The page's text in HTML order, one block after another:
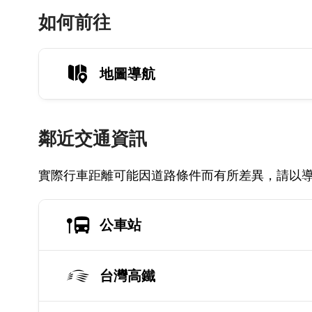
如何前往
地圖導航
鄰近交通資訊
實際行車距離可能因道路條件而有所差異，請以
公車站
台灣高鐵